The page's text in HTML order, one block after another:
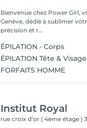
Bienvenue chez Power Girl,
Genève, dédié à sublimer
précision et r...
ÉPILATION - Corps
ÉPILATION Tête & Visage
FORFAITS HOMME
Institut Royal
rue croix d’or ( 4ème étage )